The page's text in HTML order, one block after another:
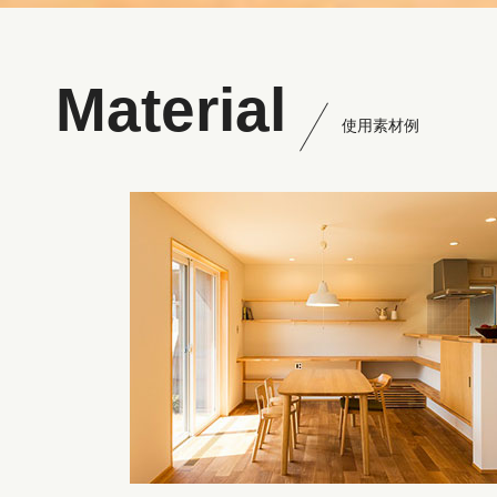
Material 使用素材例